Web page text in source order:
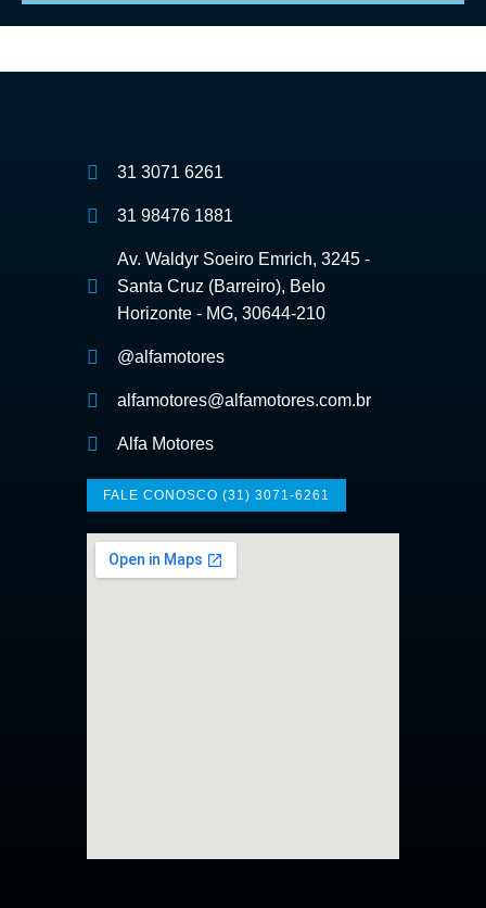
31 3071 6261
31 98476 1881
Av. Waldyr Soeiro Emrich, 3245 -
Santa Cruz (Barreiro), Belo
Horizonte - MG, 30644-210
@alfamotores
alfamotores@alfamotores.com.br
Alfa Motores
FALE CONOSCO (31) 3071-6261